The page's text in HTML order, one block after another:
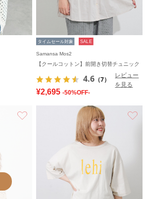
タイムセール対象 SALE
Samansa Mos2
【クールコットン】前開き切替チュニック
4.6 （7）
レビュー
を見る
¥2,695 -50%OFF-